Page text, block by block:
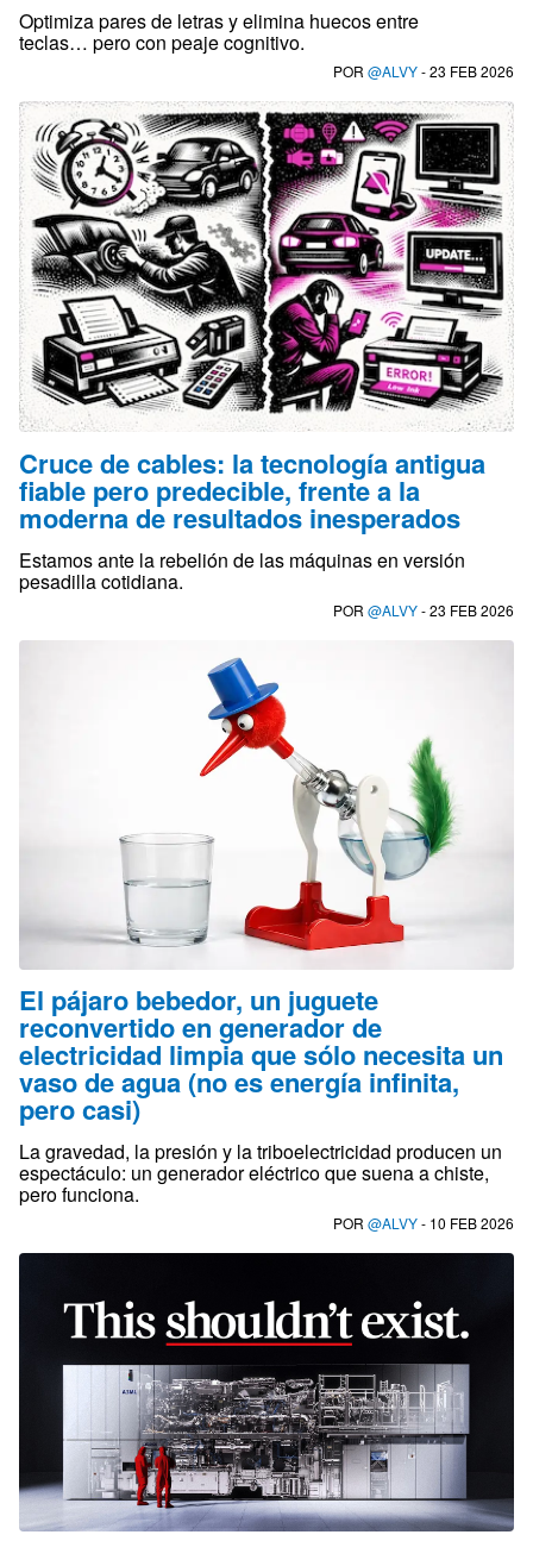
Optimiza pares de letras y elimina huecos entre
teclas… pero con peaje cognitivo.
POR @ALVY- 23 FEB 2026
Cruce de cables: la tecnología antigua
fiable pero predecible, frente a la
moderna de resultados inesperados
Estamos ante la rebelión de las máquinas en versión
pesadilla cotidiana.
POR @ALVY- 23 FEB 2026
El pájaro bebedor, un juguete
reconvertido en generador de
electricidad limpia que sólo necesita un
vaso de agua (no es energía infinita,
pero casi)
La gravedad, la presión y la triboelectricidad producen un
espectáculo: un generador eléctrico que suena a chiste,
pero funciona.
POR @ALVY- 10 FEB 2026